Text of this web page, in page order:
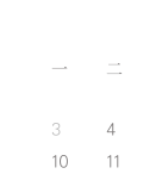
一 二
3
4
10
11